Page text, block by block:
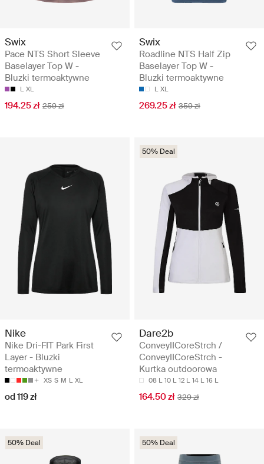
Swix
Pace NTS Short Sleeve
Baselayer Top W -
Bluzki termoaktywne
L XL
194.25 zł 259 zł
Swix
Roadline NTS Half Zip
Baselayer Top W -
Bluzki termoaktywne
L XL
269.25 zł 359 zł
Nike
Nike Dri-FIT Park First
Layer - Bluzki
termoaktywne
XS S M L XL
od 119 zł
50% Deal
Dare2b
ConveyIICoreStrch /
ConveyIICoreStrch -
Kurtka outdoorowa
08 L 10 L 12 L 14 L 16 L
164.50 zł 329 zł
50% Deal 50% Deal